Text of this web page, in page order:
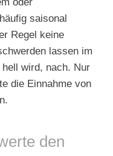
saisonal
Regel keine
lassen im
wird, nach. Nur
die Einnahme von
den